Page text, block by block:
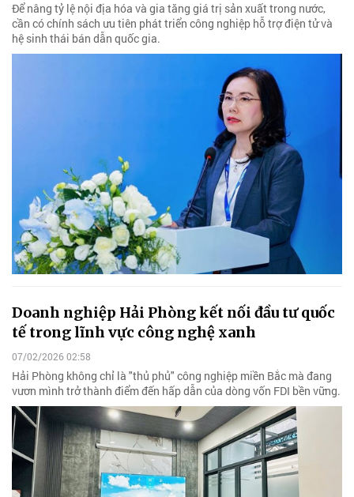
Để nâng tỷ lệ nội địa hóa và gia tăng giá trị sản xuất trong nước,
cần có chính sách ưu tiên phát triển công nghiệp hỗ trợ điện tử và
hệ sinh thái bán dẫn quốc gia.
Doanh nghiệp Hải Phòng kết nối đầu tư quốc
tế trong lĩnh vực công nghệ xanh
07/02/2026 02:58
Hải Phòng không chỉ là "thủ phủ" công nghiệp miền Bắc mà đang
vươn mình trở thành điểm đến hấp dẫn của dòng vốn FDI bền vững.